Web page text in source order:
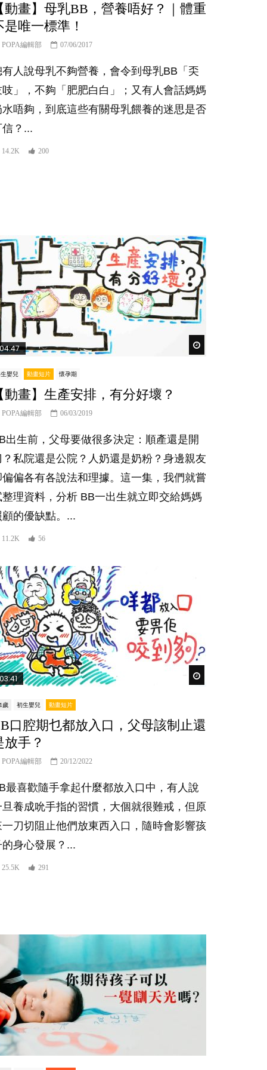
動畫】母乳BB，營養唔好？｜體重
是唯一標準！
POPA編輯部 07/06/2017
有人說母乳不夠營養，會令到母乳BB「奀
吱」，不夠「肥肥白白」；又有人會話媽媽
水唔夠，到底這些有關母乳餵養的迷思是否
信？...
14.2K 200
04:47
嬰兒 動畫短片 懷孕期
動畫】生產安排，有分好壞？
POPA編輯部 06/03/2019
出生前，父母要做很多決定：順產還是開
？私院還是公院？人奶還是奶粉？身邊親友
偏偏各有各說法和理據。這一集，我們就嘗
整理資料，分析 BB一出生就立即交給媽媽
顧的優缺點。...
11.2K 56
03:41
歲 初生嬰兒 動畫短片
口腔期乜都放入口，父母該制止還
放手？
POPA編輯部 20/12/2022
最喜歡隨手拿起什麼都放入口中，有人說
旦養成吮手指的習慣，大個就很難戒，但原
一刀切阻止他們放東西入口，隨時會影響孩
的身心發展？...
25.5K 291